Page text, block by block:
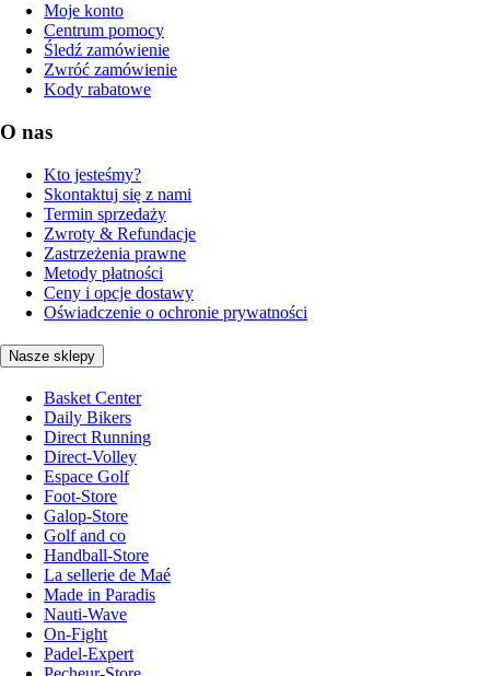
Moje konto
Centrum pomocy
Śledź zamówienie
Zwróć zamówienie
Kody rabatowe
O nas
Kto jesteśmy?
Skontaktuj się z nami
Termin sprzedaży
Zwroty & Refundacje
Zastrzeżenia prawne
Metody płatności
Ceny i opcje dostawy
Oświadczenie o ochronie prywatności
Nasze sklepy
Basket Center
Daily Bikers
Direct Running
Direct-Volley
Espace Golf
Foot-Store
Galop-Store
Golf and co
Handball-Store
La sellerie de Maé
Made in Paradis
Nauti-Wave
On-Fight
Padel-Expert